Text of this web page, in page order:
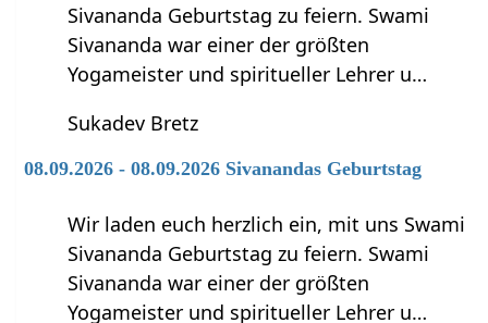
Sivananda Geburtstag zu feiern. Swami
Sivananda war einer der größten
Yogameister und spiritueller Lehrer u…
Sukadev Bretz
08.09.2026 - 08.09.2026 Sivanandas Geburtstag
Wir laden euch herzlich ein, mit uns Swami
Sivananda Geburtstag zu feiern. Swami
Sivananda war einer der größten
Yogameister und spiritueller Lehrer u…